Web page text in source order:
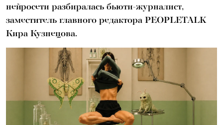
нейросети разбиралась бьюти-журналист,
заместитель главного редактора PEOPLETALK
Кира Кузнецова.